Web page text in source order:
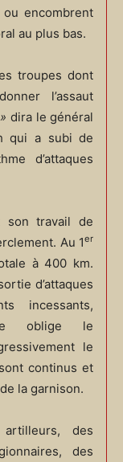
encombrent
au plus bas.
troupes dont
l’assaut
dira le général
qui a subi de
d’attaques
son travail de
Au 1er
à 400 km.
d’attaques
incessants,
oblige le
le
continus et
la garnison.
des
des